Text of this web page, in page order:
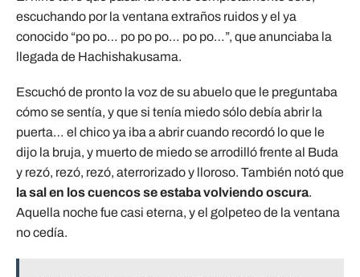
escuchando por la ventana extraños ruidos y el ya
conocido “po po… po po po… po po…”, que anunciaba la
llegada de Hachishakusama.
Escuchó de pronto la voz de su abuelo que le preguntaba
cómo se sentía, y que si tenía miedo sólo debía abrir la
puerta… el chico ya iba a abrir cuando recordó lo que le
dijo la bruja, y muerto de miedo se arrodilló frente al Buda
y rezó, rezó, rezó, aterrorizado y lloroso. También notó que
la sal en los cuencos se estaba volviendo oscura.
Aquella noche fue casi eterna, y el golpeteo de la ventana
no cedía.